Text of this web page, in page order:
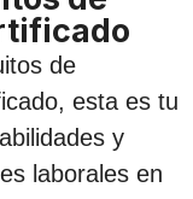
de
esta es tu
y
laborales en